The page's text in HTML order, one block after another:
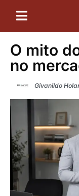
O mito
no
Givanildo